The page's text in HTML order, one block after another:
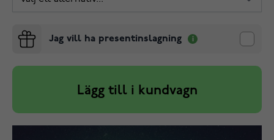
Jag vill ha presentinslagning
Lägg till i kundvagn